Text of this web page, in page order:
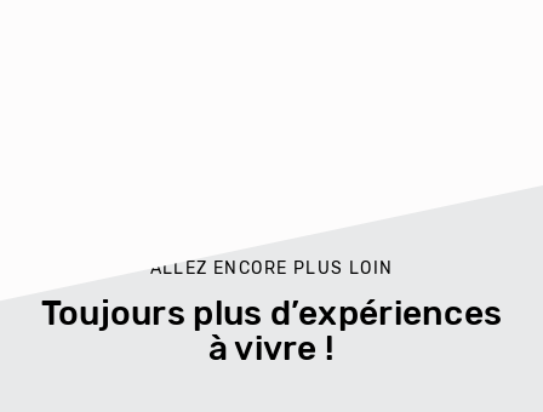
ALLEZ ENCORE PLUS LOIN
Toujours plus d’expériences
à vivre !